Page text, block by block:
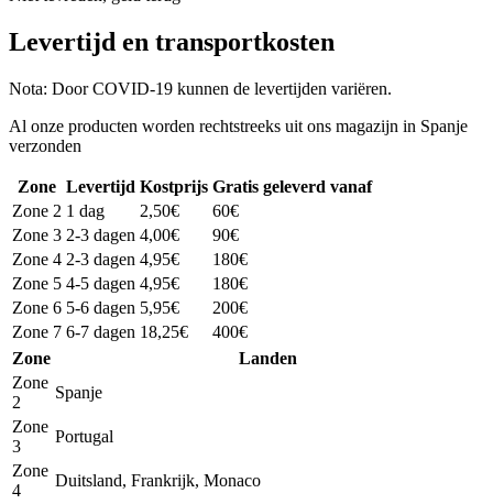
Levertijd en transportkosten
Nota: Door COVID-19 kunnen de levertijden variëren.
Al onze producten worden rechtstreeks uit ons magazijn in Spanje
verzonden
Zone Levertijd Kostprijs Gratis geleverd vanaf
Zone 2 1 dag 2,50€
60€
Zone 3 2-3 dagen 4,00€
90€
Zone 4 2-3 dagen 4,95€
180€
Zone 5 4-5 dagen 4,95€
180€
Zone 6 5-6 dagen 5,95€
200€
Zone 7 6-7 dagen 18,25€
400€
Zone
Landen
Zone
2
Spanje
Zone
3
Portugal
Zone
4
Duitsland, Frankrijk, Monaco